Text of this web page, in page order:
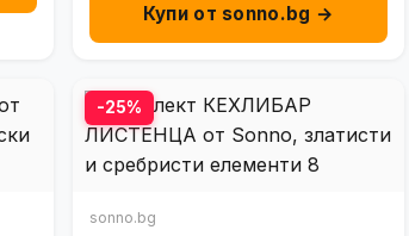
Купи от sonno.bg →
-25%
sonno.bg